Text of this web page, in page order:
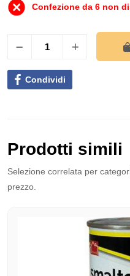
Confezione da 6 non
Condividi
Prodotti simili
Selezione correlata per
prezzo.